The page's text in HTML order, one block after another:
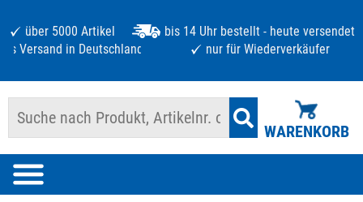
über 5000 Artikel
bis 14 Uhr bestellt - heute versendet
Versand in Deutschland ab 125 €
nur für Wiederverkäufer
WARENKORB